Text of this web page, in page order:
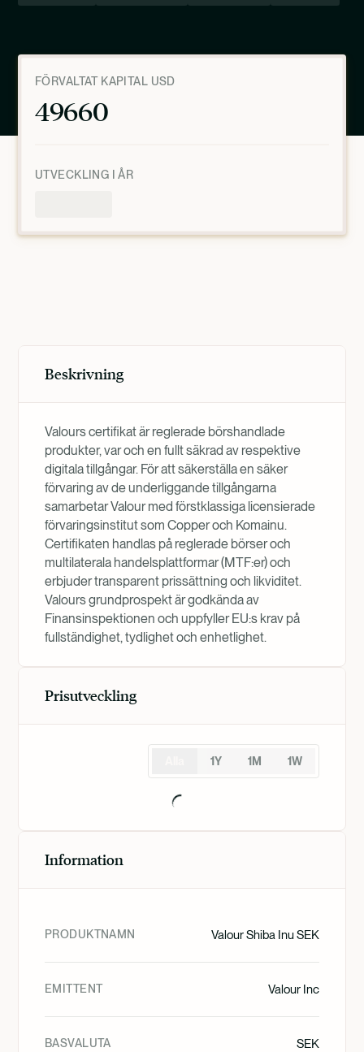
FÖRVALTAT KAPITAL USD
49660
UTVECKLING I ÅR
Beskrivning
Valours certifikat är reglerade börshandlade
produkter, var och en fullt säkrad av respektive
digitala tillgångar. För att säkerställa en säker
förvaring av de underliggande tillgångarna
samarbetar Valour med förstklassiga licensierade
förvaringsinstitut som Copper och Komainu.
Certifikaten handlas på reglerade börser och
multilaterala handelsplattformar (MTF:er) och
erbjuder transparent prissättning och likviditet.
Valours grundprospekt är godkända av
Finansinspektionen och uppfyller EU:s krav på
fullständighet, tydlighet och enhetlighet.
Prisutveckling
1Y 1M 1W
Information
PRODUKTNAMN Valour Shiba Inu SEK
EMITTENT Valour Inc
BASVALUTA SEK